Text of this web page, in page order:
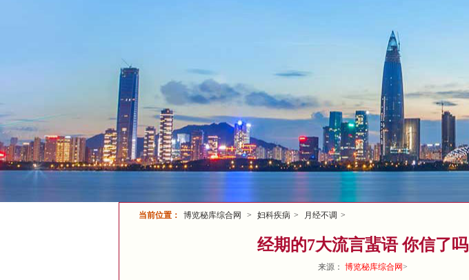
当前位置： 博览秘库综合网 > 妇科疾病 > 月经不调 >
经期的7大流言蜚语 你信了吗
来源： 博览秘库综合网>